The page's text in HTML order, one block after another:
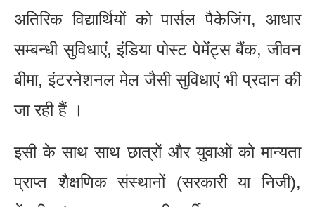
अतिरिक विद्यार्थियों को पार्सल पैकेजिंग, आधार
सम्बन्धी सुविधाएं, इंडिया पोस्ट पेमेंट्स बैंक, जीवन
बीमा, इंटरनेशनल मेल जैसी सुविधाएं भी प्रदान की
जा रही हैं ।
इसी के साथ साथ छात्रों और युवाओं को मान्यता
प्राप्त शैक्षणिक संस्थानों (सरकारी या निजी),